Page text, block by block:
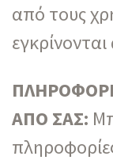
από τους
ΑΠΟ ΣΑΣ: